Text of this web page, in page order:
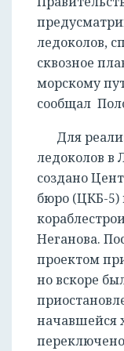
ледоколов,
сквозное
морскому
сообщал
Для
ледоколов в
создано
бюро (ЦКБ-5)
Неганова.
проектом
но вскоре
начавшейся